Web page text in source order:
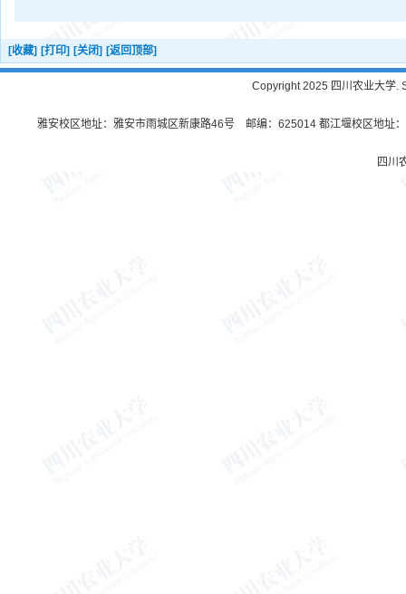
[收藏] [打印] [关闭] [返回顶部]
Copyright 2025 四川农业大学.
雅安校区地址：雅安市雨城区新康路46号 邮编：625014 都江堰校区地址
四川